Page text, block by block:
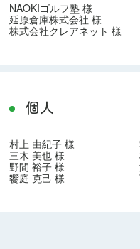
NAOKIゴルフ塾 様
延原倉庫株式会社 様
株式会社クレアネット 様
個人
村上 由紀子 様
三木 美也 様
野間 裕子 様
饗庭 克己 様